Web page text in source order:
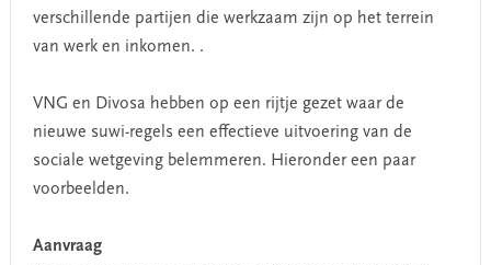
verschillende partijen die werkzaam zijn op het terrein
van werk en inkomen. .
VNG en Divosa hebben op een rijtje gezet waar de
nieuwe suwi-regels een effectieve uitvoering van de
sociale wetgeving belemmeren. Hieronder een paar
voorbeelden.
Aanvraag